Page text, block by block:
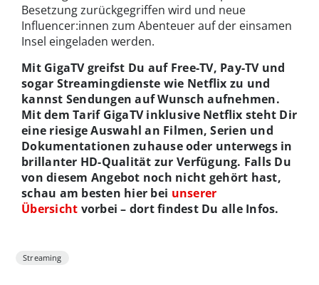
Besetzung zurückgegriffen wird und neue
Influencer:innen zum Abenteuer auf der einsamen
Insel eingeladen werden.
Mit GigaTV greifst Du auf Free-TV, Pay-TV und
sogar Streamingdienste wie Netflix zu und
kannst Sendungen auf Wunsch aufnehmen.
Mit dem Tarif GigaTV inklusive Netflix steht Dir
eine riesige Auswahl an Filmen, Serien und
Dokumentationen zuhause oder unterwegs in
brillanter HD-Qualität zur Verfügung. Falls Du
von diesem Angebot noch nicht gehört hast,
schau am besten hier bei unserer
Übersicht vorbei – dort findest Du alle Infos.
Streaming